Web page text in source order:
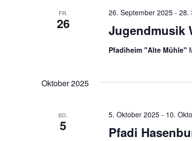
FR.
26 Jugendmusik
26. September 2025- 28.
Pfadiheim "Alte Mühle"
Oktober 2025
SO.
5 Pfadi
5. Oktober 2025- 10.